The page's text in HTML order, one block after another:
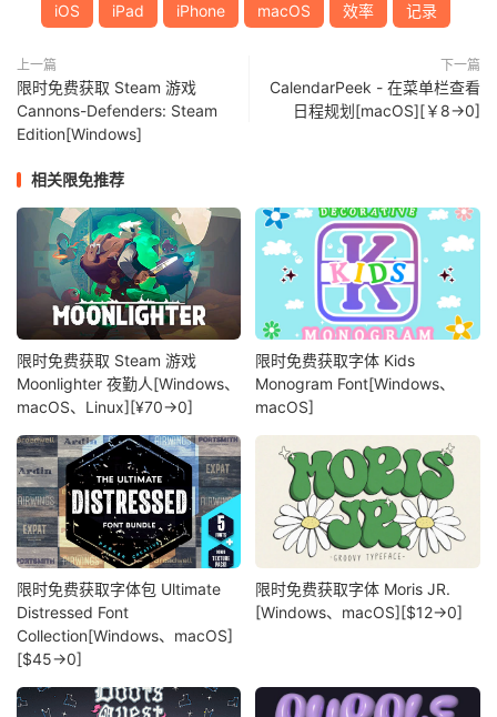
iOS iPad iPhone macOS 效率 记录
上一篇
限时免费获取 Steam 游戏
Cannons-Defenders: Steam
Edition[Windows]
下一篇
CalendarPeek - 在菜单栏查看
日程规划[macOS][￥8→0]
相关限免推荐
限时免费获取 Steam 游戏
Moonlighter 夜勤人[Windows、
macOS、Linux][¥70→0]
限时免费获取字体 Kids
Monogram Font[Windows、
macOS]
限时免费获取字体包 Ultimate
Distressed Font
Collection[Windows、macOS]
[$45→0]
限时免费获取字体 Moris JR.
[Windows、macOS][$12→0]